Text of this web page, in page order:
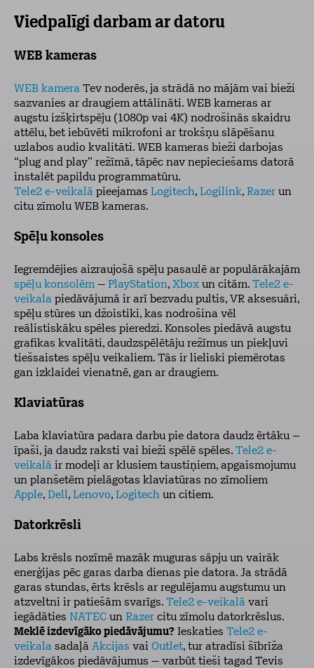
Viedpalīgi darbam ar datoru
WEB kameras
WEB kamera Tev noderēs, ja strādā no mājām vai bieži
sazvanies ar draugiem attālināti. WEB kameras ar
augstu izšķirtspēju (1080p vai 4K) nodrošinās skaidru
attēlu, bet iebūvēti mikrofoni ar trokšņu slāpēšanu
uzlabos audio kvalitāti. WEB kameras bieži darbojas
“plug and play” režīmā, tāpēc nav nepieciešams datorā
instalēt papildu programmatūru.
Tele2 e-veikalā pieejamas Logitech, Logilink, Razer un
citu zīmolu WEB kameras.
Spēļu konsoles
Iegremdējies aizraujošā spēļu pasaulē ar populārākajām
spēļu konsolēm – PlayStation, Xbox un citām. Tele2 e-
veikala piedāvājumā ir arī bezvadu pultis, VR aksesuāri,
spēļu stūres un džoistiki, kas nodrošina vēl
reālistiskāku spēles pieredzi. Konsoles piedāvā augstu
grafikas kvalitāti, daudzspēlētāju režīmus un piekļuvi
tiešsaistes spēļu veikaliem. Tās ir lieliski piemērotas
gan izklaidei vienatnē, gan ar draugiem.
Klaviatūras
Laba klaviatūra padara darbu pie datora daudz ērtāku –
īpaši, ja daudz raksti vai bieži spēlē spēles. Tele2 e-
veikalā ir modeļi ar klusiem taustiņiem, apgaismojumu
un planšetēm pielāgotas klaviatūras no zīmoliem
Apple, Dell, Lenovo, Logitech un citiem.
Datorkrēsli
Labs krēsls nozīmē mazāk muguras sāpju un vairāk
enerģijas pēc garas darba dienas pie datora. Ja strādā
garas stundas, ērts krēsls ar regulējamu augstumu un
atzveltni ir patiešām svarīgs. Tele2 e-veikalā vari
iegādāties NATEC un Razer citu zīmolu datorkrēslus.
Meklē izdevīgāko piedāvājumu? Ieskaties Tele2 e-
veikala sadaļā Akcijas vai Outlet, tur atradīsi šībrīža
izdevīgākos piedāvājumus – varbūt tieši tagad Tevis